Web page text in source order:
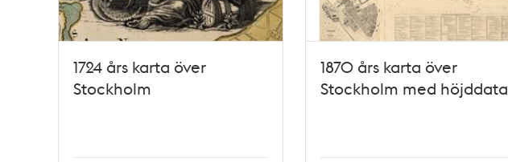
1724 års karta över
Stockholm
1870 års karta över
Stockholm med höjddata